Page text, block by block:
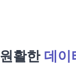
원활한 데이